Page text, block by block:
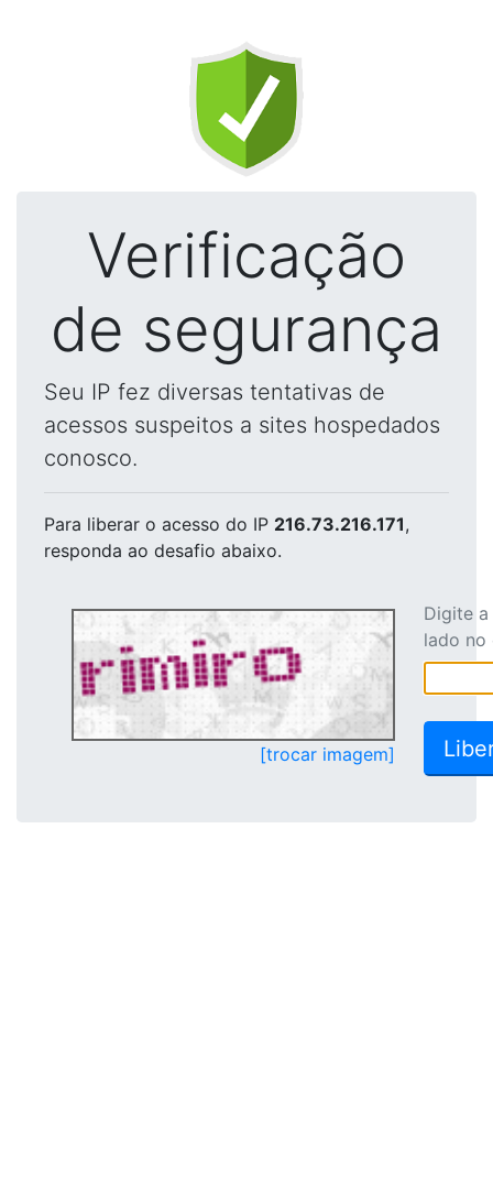
Verificação
de segurança
Seu IP fez diversas tentativas de
acessos suspeitos a sites hospedados
conosco.
Para liberar o acesso do IP 216.73.216.171,
responda ao desafio abaixo.
[trocar imagem]
Digite
lado no